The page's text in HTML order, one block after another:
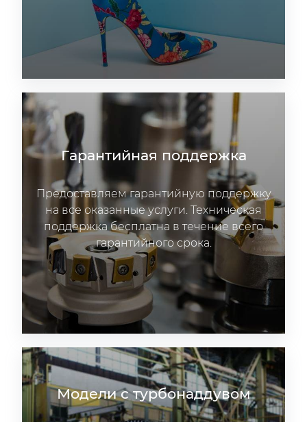
Гарантийная поддержка
Предоставляем гарантийную поддержку
на все оказанные услуги. Техническая
поддержка бесплатна в течение всего
гарантийного срока.
Модели с турбонаддувом